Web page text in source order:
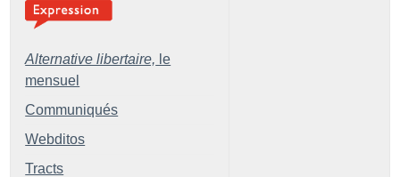
Alternative libertaire, le
mensuel
Communiqués
Webditos
Tracts